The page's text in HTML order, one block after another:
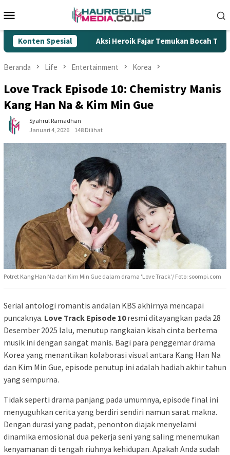
ke
Mobile
Konten Spesial
Ilegal Aksi Heroik Fajar Temukan Bocah Tenggelam di
Beranda Life Entertainment Korea
Love Track Episode 10: Chemistry Manis
Kang Han Na & Kim Min Gue
Syahrul Ramadhan
Januari 4, 2026
148 Dilihat
Potret Kang Han Na dan Kim Min Gue dalam drama 'Love Track'/ Foto: soompi.com
Serial antologi romantis andalan KBS akhirnya mencapai
puncaknya. Love Track Episode 10resmi ditayangkan pada 28
Desember 2025 lalu, menutup rangkaian kisah cinta bertema
musik ini dengan sangat manis. Bagi para penggemar drama
Korea yang menantikan kolaborasi visual antara Kang Han Na
dan Kim Min Gue, episode penutup ini adalah hadiah akhir tahun
yang sempurna.
Tidak seperti drama panjang pada umumnya, episode final ini
menyuguhkan cerita yang berdiri sendiri namun sarat makna.
Dengan durasi yang padat, penonton diajak menyelami
dinamika emosional dua pekerja seni yang saling menemukan
kenyamanan di tengah riuhnya kehidupan. Apakah Anda sudah